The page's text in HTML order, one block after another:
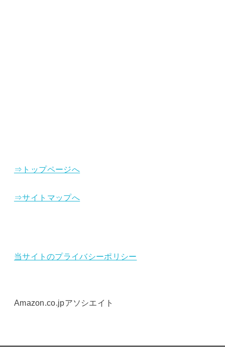
⇒トップページへ
⇒サイトマップへ
当サイトのプライバシーポリシー
Amazon.co.jpアソシエイト